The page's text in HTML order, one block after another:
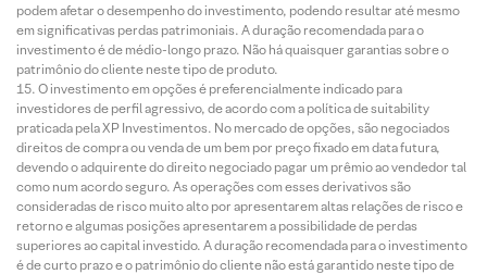
podem afetar o desempenho do investimento, podendo resultar até mesmo
em significativas perdas patrimoniais. A duração recomendada para o
investimento é de médio-longo prazo. Não há quaisquer garantias sobre o
patrimônio do cliente neste tipo de produto.
O investimento em opções é preferencialmente indicado para
investidores de perfil agressivo, de acordo com a política de suitability
praticada pela XP Investimentos. No mercado de opções, são negociados
direitos de compra ou venda de um bem por preço fixado em data futura,
devendo o adquirente do direito negociado pagar um prêmio ao vendedor tal
como num acordo seguro. As operações com esses derivativos são
consideradas de risco muito alto por apresentarem altas relações de risco e
retorno e algumas posições apresentarem a possibilidade de perdas
superiores ao capital investido. A duração recomendada para o investimento
é de curto prazo e o patrimônio do cliente não está garantido neste tipo de